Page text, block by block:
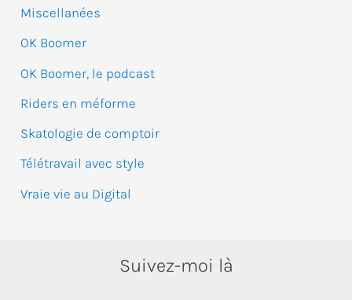
Miscellanées
OK Boomer
OK Boomer, le podcast
Riders en méforme
Skatologie de comptoir
Télétravail avec style
Vraie vie au Digital
Suivez-moi là